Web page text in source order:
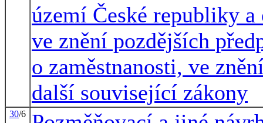
území České republiky
ve znění pozdějších
o zaměstnanosti, ve
další související zákony
30/6